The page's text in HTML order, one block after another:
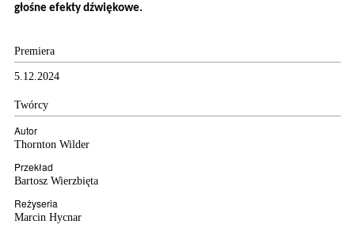
głośne efekty dźwiękowe.
Premiera
5.12.2024
Twórcy
Autor
Thornton Wilder
Przekład
Bartosz Wierzbięta
Reżyseria
Marcin Hycnar